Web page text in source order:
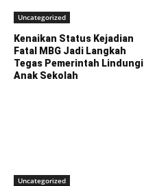
Uncategorized
Kenaikan Status Kejadian
Fatal MBG Jadi Langkah
Tegas Pemerintah Lindungi
Anak Sekolah
Uncategorized